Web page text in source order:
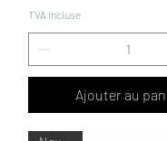
TVA Incluse
Ajouter au